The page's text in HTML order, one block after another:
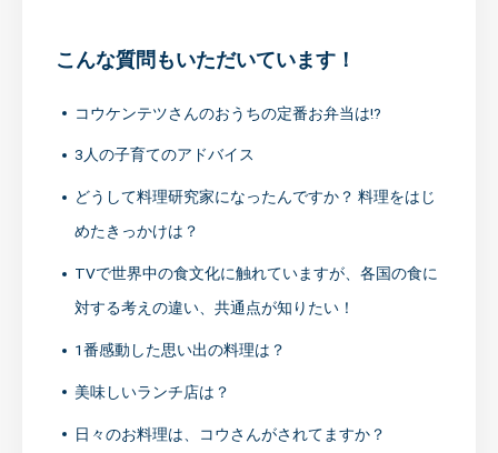
こんな質問もいただいています！
コウケンテツさんのおうちの定番お弁当は!?
3人の子育てのアドバイス
どうして料理研究家になったんですか？ 料理をはじ
めたきっかけは？
TVで世界中の食文化に触れていますが、各国の食に
対する考えの違い、共通点が知りたい！
1番感動した思い出の料理は？
美味しいランチ店は？
日々のお料理は、コウさんがされてますか？